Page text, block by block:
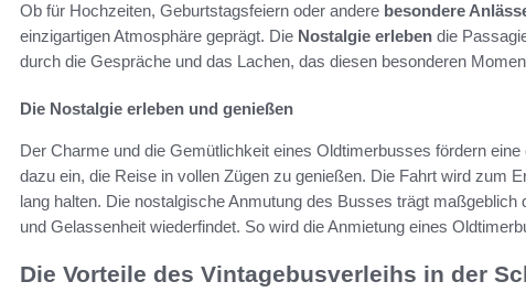
Ob für Hochzeiten, Geburtstagsfeiern oder andere besondere
einzigartigen Atmosphäre geprägt. Die Nostalgie erleben die
durch die Gespräche und das Lachen, das diesen besonderen
Die Nostalgie erleben und genießen
Der Charme und die Gemütlichkeit eines Oldtimerbusses fördern
dazu ein, die Reise in vollen Zügen zu genießen. Die Fahrt wird zum
lang halten. Die nostalgische Anmutung des Busses trägt
und Gelassenheit wiederfindet. So wird die Anmietung eines
Die Vorteile des Vintagebusverleihs in der